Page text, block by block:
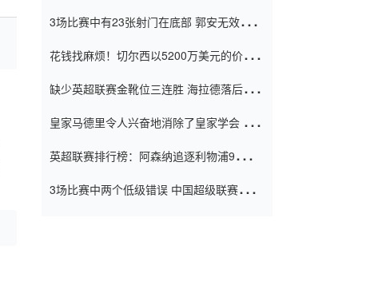
（Taishan）
3场比赛中有23张射门在底部 郭安无效传球
花钱找麻烦！切尔西以5200万美元的价格
窗口
缺少英超联赛金靴位三连胜 海拉德落后6球
皇家马德里令人兴奋地消除了皇家学会 安
英超联赛排行榜：阿森纳追逐利物浦9分 曼
3场比赛中两个低级错误 中国超级联赛的前